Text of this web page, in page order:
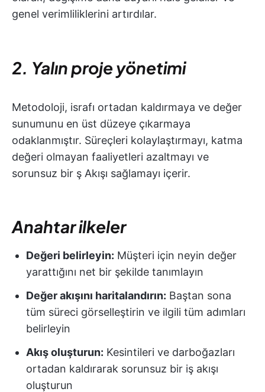
genel verimliliklerini artırdılar.
2. Yalın proje yönetimi
Metodoloji, israfı ortadan kaldırmaya ve değer
sunumunu en üst düzeye çıkarmaya
odaklanmıştır. Süreçleri kolaylaştırmayı, katma
değeri olmayan faaliyetleri azaltmayı ve
sorunsuz bir ş Akışı sağlamayı içerir.
Anahtar ilkeler
Değeri belirleyin: Müşteri için neyin değer
yarattığını net bir şekilde tanımlayın
Değer akışını haritalandırın: Baştan sona
tüm süreci görselleştirin ve ilgili tüm adımları
belirleyin
Akış oluşturun: Kesintileri ve darboğazları
ortadan kaldırarak sorunsuz bir iş akışı
oluşturun